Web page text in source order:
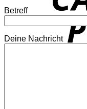
Betreff
Deine Nachricht